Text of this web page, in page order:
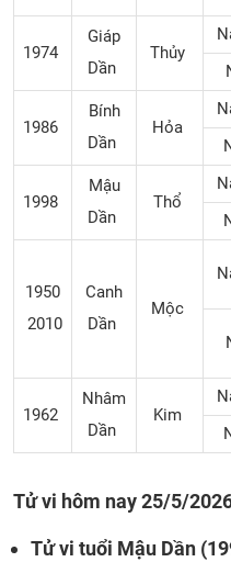
1974
Giáp
Dần
Thủy
1986
Bính
Dần
Hỏa
1998
Mậu
Dần
Thổ
1950
2010
Canh
Dần
Mộc
1962
Nhâm
Dần
Kim
Tử vi hôm nay 25/5/
Tử vi tuổi Mậu Dần